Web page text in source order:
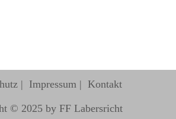
Impressum Kontakt
© 2025 by FF Labersricht